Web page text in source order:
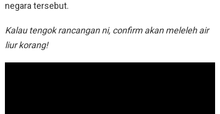
negara tersebut.
Kalau tengok rancangan ni, confirm akan meleleh air
liur korang!